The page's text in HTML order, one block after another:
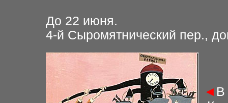
До 22 июня.
4-й Сыромятнический пер.,
◄ В